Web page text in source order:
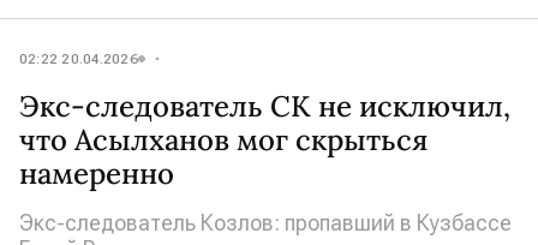
02:22 20.04.2026
Экс-следователь СК не исключил,
что Асылханов мог скрыться
намеренно
Экс-следователь Козлов: пропавший в Кузбассе